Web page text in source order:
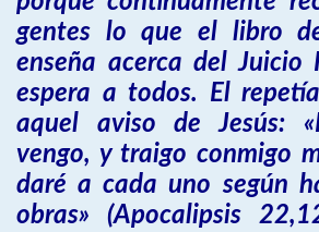
gentes lo que el libro
enseña acerca del Juicio
espera a todos. El
aquel aviso de Jesús:
vengo, y traigo conmigo
daré a cada uno según
obras» (Apocalipsis